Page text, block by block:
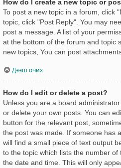
How do I create a new topic or
To post a new topic in a forum, click
topic, click "Post Reply". You may
post a message. A list of your
at the bottom of the forum and topic
new topics, You can post
Дээш очих
How do I edit or delete a post?
Unless you are a board
or delete your own posts. You can
button for the relevant post,
the post was made. If someone has
will find a small piece of text output
to the topic which lists the number
the date and time. This will only